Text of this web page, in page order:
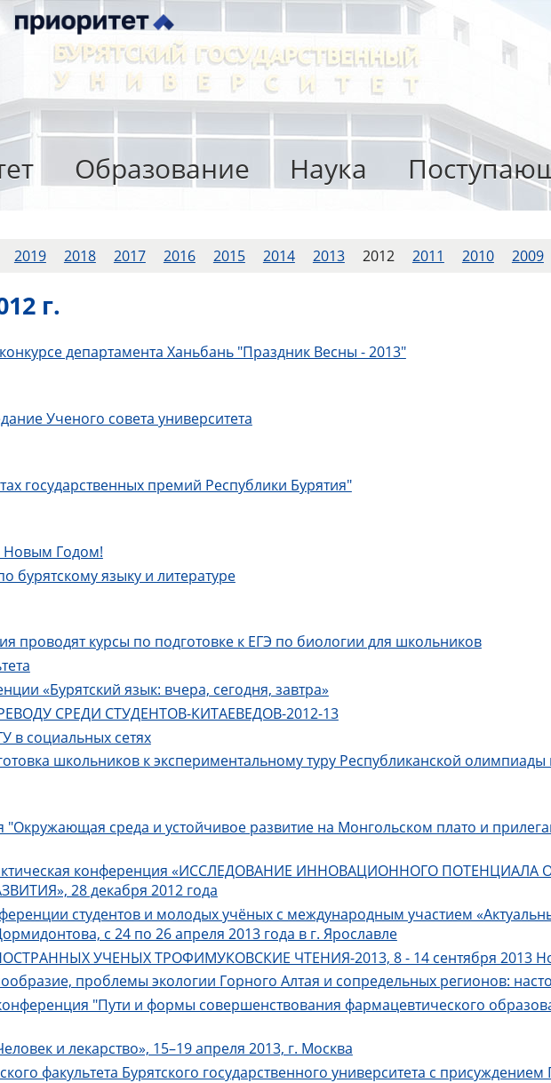
Образование Наука
2019 2018 2017 2016 2015 2014 2013 2012 2011 2010 2009
г.
департамента Ханьбань "Праздник Весны - 2013"
Ученого совета университета
государственных премий Республики Бурятия"
Новым Годом!
языку и литературе
проводят курсы по подготовке к ЕГЭ по биологии для школьников
«Бурятский язык: вчера, сегодня, завтра»
СРЕДИ СТУДЕНТОВ-КИТАЕВЕДОВ-2012-13
в социальных сетях
школьников к экспериментальному туру Республиканской
среда и устойчивое развитие на Монгольском плато и
конференция «ИССЛЕДОВАНИЕ ИННОВАЦИОННОГО
28 декабря 2012 года
студентов и молодых учёных с международным участием
с 24 по 26 апреля 2013 года в г. Ярославле
УЧЕНЫХ ТРОФИМУКОВСКИЕ ЧТЕНИЯ-2013, 8 - 14 сентября 2013
проблемы экологии Горного Алтая и сопредельных регионов:
"Пути и формы совершенствования фармацевтического
и лекарство», 15–19 апреля 2013, г. Москва
факультета Бурятского государственного университета с